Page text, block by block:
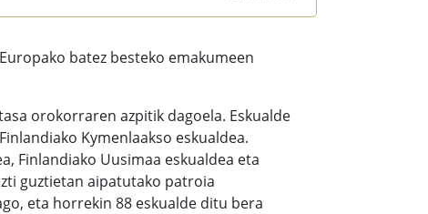
batez besteko emakumeen
orokorraren azpitik dagoela. Eskualde
Kymenlaakso eskualdea.
Finlandiako Uusimaa eskualdea eta
guztietan aipatutako patroia
eta horrekin 88 eskualde ditu bera